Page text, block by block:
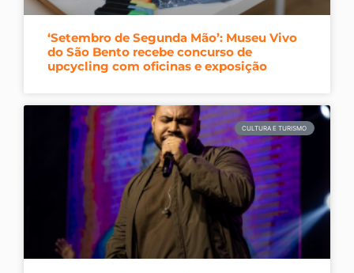
‘Setembro de Segunda Mão’: Museu Vivo
do São Bento recebe concurso de
upcycling com oficinas e exposição
CULTURA E TURISMO